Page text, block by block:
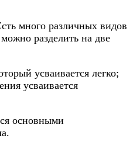
много различных видов
разделить на две
усваивается легко;
усваивается
основными